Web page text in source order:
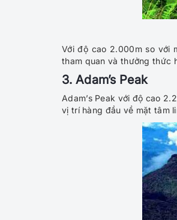
Với độ cao 2.000m so với
tham quan và thưởng thức
3. Adam’s Peak
Adam’s Peak với độ cao
vị trí hàng đầu về mặt tâm